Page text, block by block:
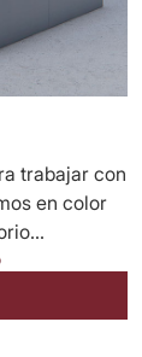
trabajar con
en color